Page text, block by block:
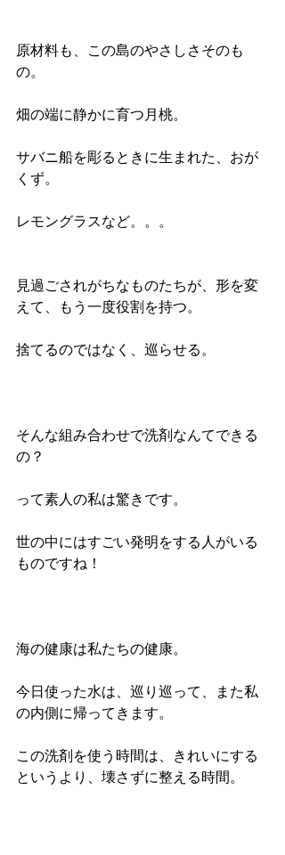
原材料も、この島のやさしさそのも
の。
畑の端に静かに育つ月桃。
サバニ船を彫るときに生まれた、おが
くず。
レモングラスなど。。。
見過ごされがちなものたちが、形を変
えて、もう一度役割を持つ。
捨てるのではなく、巡らせる。
そんな組み合わせで洗剤なんてできる
の？
って素人の私は驚きです。
世の中にはすごい発明をする人がいる
ものですね！
海の健康は私たちの健康。
今日使った水は、巡り巡って、また私
の内側に帰ってきます。
この洗剤を使う時間は、きれいにする
というより、壊さずに整える時間。